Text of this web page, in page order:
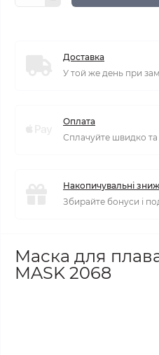
Доставка
У той же день при
Оплата
Сплачуйте швидко та
Накопичувальні
Збирайте бонуси і
Маска для
MASK 2068